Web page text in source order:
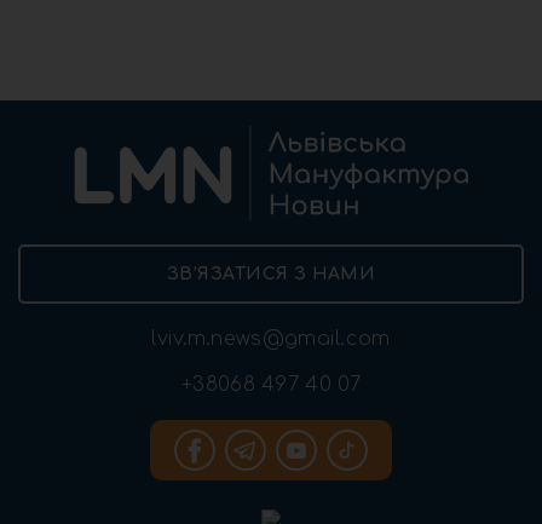
ЗВ’ЯЗАТИСЯ З НАМИ
lviv.m.news@gmail.com
+38068 497 40 07